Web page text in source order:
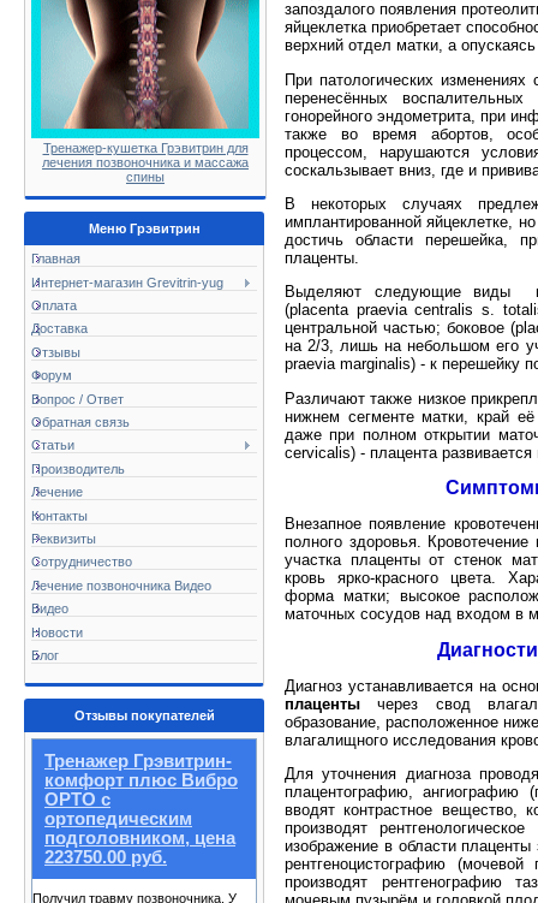
Тренажер-кушетка Грэвитрин для
лечения позвоночника и массажа
спины
Меню Грэвитрин
Главная
Интернет-магазин Grevitrin-yug
Оплата
Доставка
Отзывы
Форум
Вопрос / Ответ
Обратная связь
Статьи
Производитель
Лечение
Контакты
Реквизиты
Сотрудничество
Лечение позвоночника Видео
Видео
Новости
Блог
Отзывы покупателей
Тренажер Грэвитрин-
комфорт плюс Вибро
ОРТО с
ортопедическим
подголовником, цена
223750.00 руб.
Получил травму позвоночника. У
запоздалого появления
яйцеклетка приобретает
верхний отдел матки, а
При патологических
перенесённых
гонорейного эндометрита, при
также во время абортов,
процессом, нарушаются
соскальзывает вниз, где и
В некоторых случаях
имплантированной яйцеклетке,
достичь области перешейка,
плаценты.
Выделяют следующие виды
(placenta praevia centralis s.
центральной частью; боковое
на 2/3, лишь на небольшом его
praevia marginalis) - к перешейку
Различают также низкое
нижнем сегменте матки, край
даже при полном открытии
cervicalis) - плацента
Внезапное появление
полного здоровья.
участка плаценты от стенок
кровь ярко-красного цвета.
форма матки; высокое
маточных сосудов над входом в
Диагноз устанавливается на
плаценты через свод
образование, расположенное
влагалищного исследования
Для уточнения диагноза
плацентографию, ангиографию
вводят контрастное вещество,
производят
изображение в области
рентгеноцистографию
производят рентгенографию